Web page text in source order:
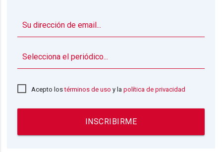
Acepto lostérminos de uso y lapolítica de privacidad
INSCRIBIRME